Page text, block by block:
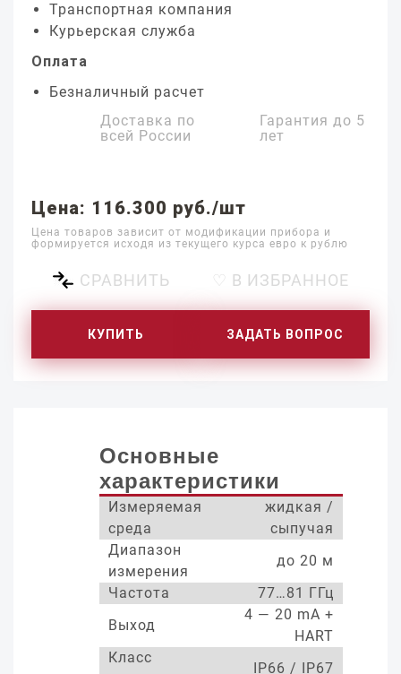
Транспортная компания
Курьерская служба
Оплата
Безналичный расчет
Доставка по
всей России
Гарантия до 5
лет
Цена: 116.300 руб./шт
Цена товаров зависит от модификации прибора и
формируется исходя из текущего курса евро к рублю
СРАВНИТЬ ♡ В ИЗБРАННОЕ
КУПИТЬ ЗАДАТЬ ВОПРОС
Основные
характеристики
Измеряемая
среда
жидкая /
сыпучая
Диапазон
измерения
до 20 м
Частота
77…81 ГГц
Выход
4 — 20 mA +
HART
Класс
IP66 / IP67